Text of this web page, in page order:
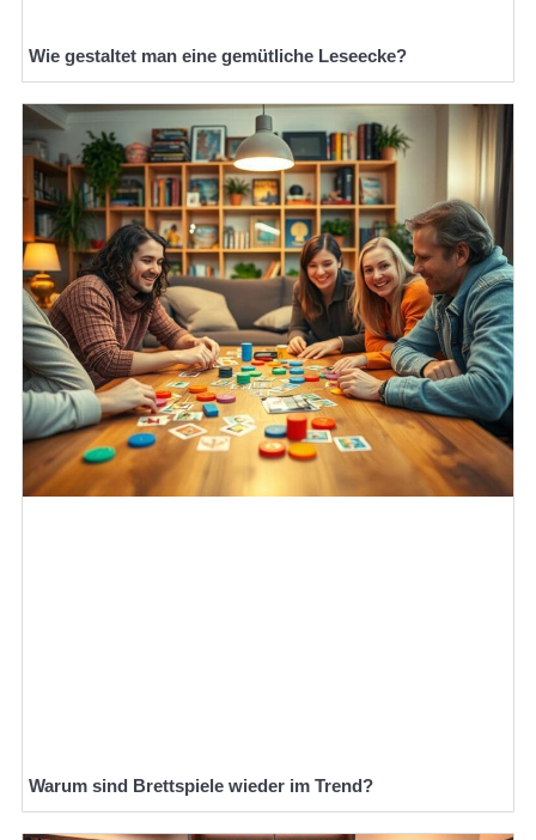
Wie gestaltet man eine gemütliche Leseecke?
Warum sind Brettspiele wieder im Trend?